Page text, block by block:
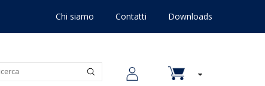
Chi siamo Contatti Downloads